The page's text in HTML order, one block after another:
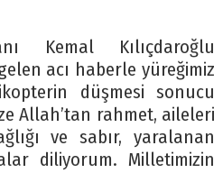
Kemal Kılıçdaroğlu
acı haberle yüreğimiz
düşmesi sonucu
Allah’tan rahmet, aileleri
ve sabır, yaralanan
diliyorum. Milletimizin